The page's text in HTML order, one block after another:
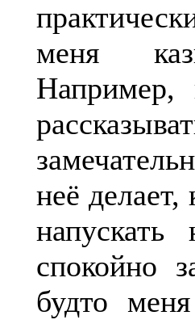
меня
Например,
неё
спокойно
будто